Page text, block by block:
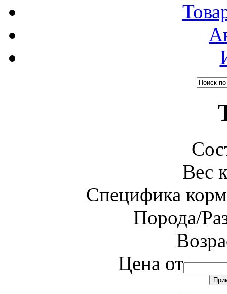
Вес
Специфика
Порода/
Цена от